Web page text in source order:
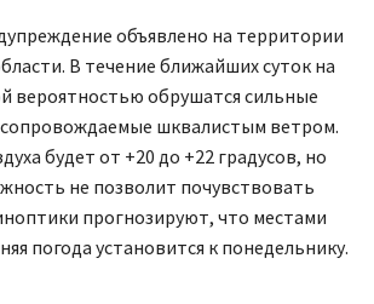
объявлено на территории
В течение ближайших суток на
вероятностью обрушатся сильные
шквалистым ветром.
будет от +20 до +22 градусов, но
не позволит почувствовать
прогнозируют, что местами
погода установится к понедельнику.